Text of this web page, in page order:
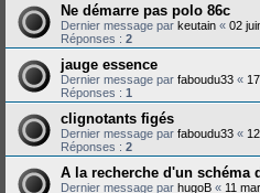
Ne démarre pas polo 86c
Dernier message par keutain « 02
Réponses : 2
jauge essence
Dernier message par faboudu33 «
Réponses : 1
clignotants figés
Dernier message par faboudu33 «
Réponses : 2
A la recherche d'un schéma
Dernier message par hugoB « 11